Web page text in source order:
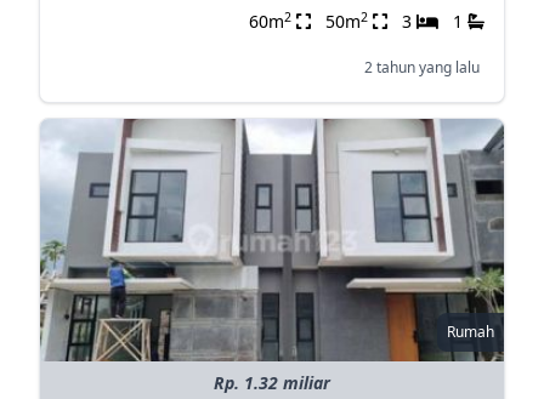
60m2 50m2 3 1
2 tahun yang lalu
Rumah
Rp. 1.32 miliar